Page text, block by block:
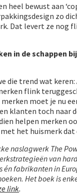
heel bewust aan
zo
Dat levert ze nog
in de schappen
die trend wat keren:
flink
moet je nu
klanten toch naar
helpen merken
het huismerk dat
naslagwerk The
van
én fabrikanten in
Het boek is
link.